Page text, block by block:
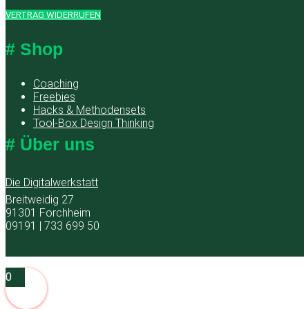
VERTRAG WIDERRUFEN
# Shop
Coaching
Freebies
Hacks & Methodensets
Tool-Box Design Thinking
# Über uns
Die Digitalwerkstatt
Breitweidig 27
91301 Forchheim
09191 | 733 699 50
0